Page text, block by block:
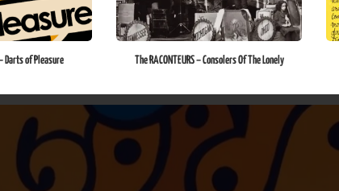
– Darts of Pleasure The RACONTEURS – Consolers Of The Lonely